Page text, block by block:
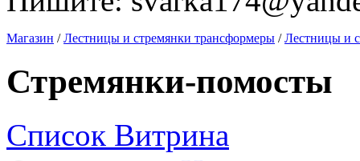
Магазин / Лестницы и стремянки трансформеры / Лестницы и
Стремянки-помосты
Список Витрина